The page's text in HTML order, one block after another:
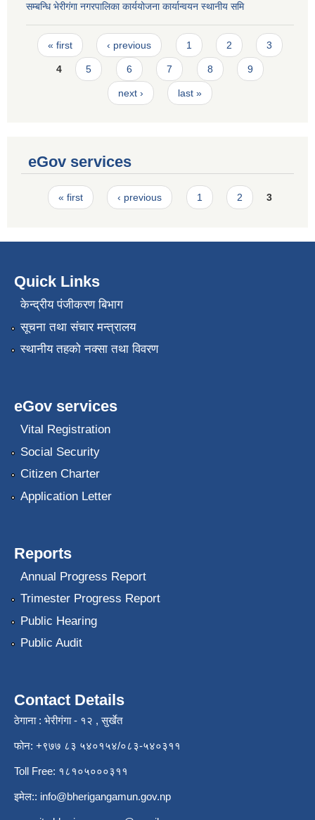
सम्बन्धि भेरीगंगा नगरपालिका कार्ययोजना कार्यान्वयन स्थानीय समि
Pages
« first ‹ previous 1 2 3
4 5 6 7 8 9
next › last »
eGov services
Pages
« first ‹ previous 1 2 3
Quick Links
केन्द्रीय पंजीकरण बिभाग
सूचना तथा संचार मन्त्रालय
स्थानीय तहको नक्सा तथा विवरण
eGov services
Vital Registration
Social Security
Citizen Charter
Application Letter
Reports
Annual Progress Report
Trimester Progress Report
Public Hearing
Public Audit
Contact Details
ठेगाना : भेरीगंगा - १२ , सुर्खेत
फोन: +९७७ ८३ ५४०१५४/०८३-५४०३११
Toll Free: १८१०५०००३११
इमेल:: info@bherigangamun.gov.np